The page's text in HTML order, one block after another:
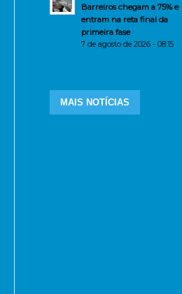
Barreiros chegam a 75% e
entram na reta final da
primeira fase
7 de agosto de 2026 - 08:15
MAIS NOTÍCIAS